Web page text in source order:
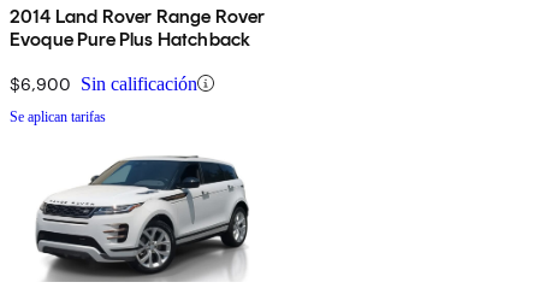
2014 Land Rover Range Rover
Evoque Pure Plus Hatchback
$6,900 Sin calificación
Se aplican tarifas